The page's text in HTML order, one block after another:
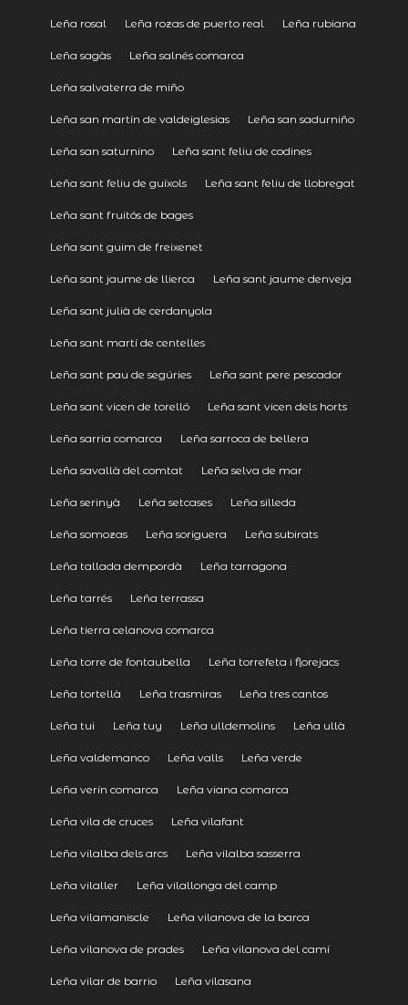
Leña rosal Leña rozas de puerto real Leña rubiana
Leña sagàs Leña salnés comarca
Leña salvaterra de miño
Leña san martín de valdeiglesias Leña san sadurniño
Leña san saturnino Leña sant feliu de codines
Leña sant feliu de guíxols Leña sant feliu de llobregat
Leña sant fruitós de bages
Leña sant guim de freixenet
Leña sant jaume de llierca Leña sant jaume denveja
Leña sant julià de cerdanyola
Leña sant martí de centelles
Leña sant pau de segúries Leña sant pere pescador
Leña sant vicen de torelló Leña sant vicen dels horts
Leña sarria comarca Leña sarroca de bellera
Leña savallà del comtat Leña selva de mar
Leña serinyà Leña setcases Leña silleda
Leña somozas Leña soriguera Leña subirats
Leña tallada dempordà Leña tarragona
Leña tarrés Leña terrassa
Leña tierra celanova comarca
Leña torre de fontaubella Leña torrefeta i florejacs
Leña tortellà Leña trasmiras Leña tres cantos
Leña tui Leña tuy Leña ulldemolins Leña ullà
Leña valdemanco Leña valls Leña verde
Leña verín comarca Leña viana comarca
Leña vila de cruces Leña vilafant
Leña vilalba dels arcs Leña vilalba sasserra
Leña vilaller Leña vilallonga del camp
Leña vilamaniscle Leña vilanova de la barca
Leña vilanova de prades Leña vilanova del camí
Leña vilar de barrio Leña vilasana